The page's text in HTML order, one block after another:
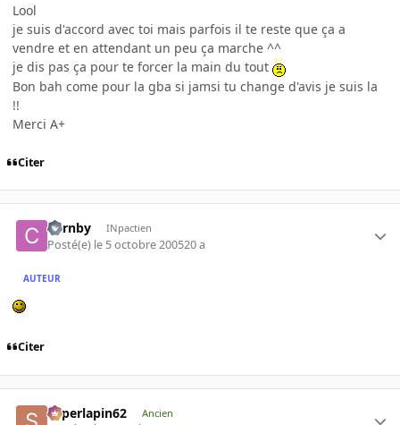
Lool
je suis d'accord avec toi mais parfois il te reste que ça a
vendre et en attendant un peu ça marche ^^
je dis pas ça pour te forcer la main du tout
Bon bah come pour la gba si jamsi tu change d'avis je suis la
!!
Merci A+
Citer
Carnby INpactien
Posté(e) le 5 octobre 200520 a
AUTEUR
Citer
superlapin62 Ancien